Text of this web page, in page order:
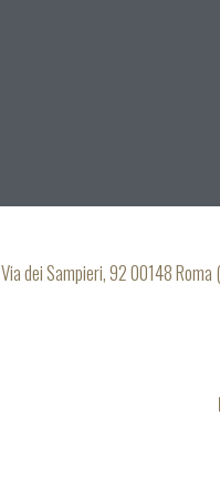
Via dei Sampieri, 92 00148